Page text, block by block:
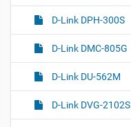
D-Link DPH-300S
D-Link DMC-805G
D-Link DU-562M
D-Link DVG-2102S